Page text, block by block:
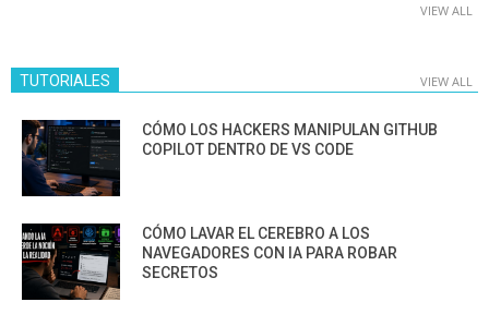
VIEW ALL
TUTORIALES VIEW ALL
CÓMO LOS HACKERS MANIPULAN GITHUB
COPILOT DENTRO DE VS CODE
CÓMO LAVAR EL CEREBRO A LOS
NAVEGADORES CON IA PARA ROBAR
SECRETOS